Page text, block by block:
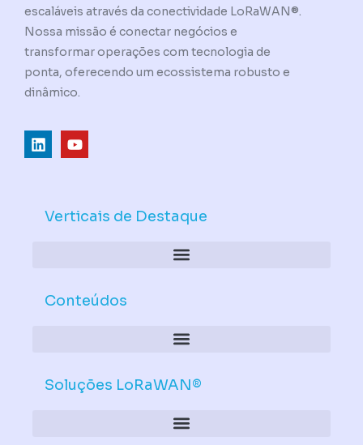
escaláveis através da conectividade LoRaWAN®.
Nossa missão é conectar negócios e
transformar operações com tecnologia de
ponta, oferecendo um ecossistema robusto e
dinâmico.
L
i
d
Y
o
b
Verticais de Destaque
Conteúdos
Soluções LoRaWAN®